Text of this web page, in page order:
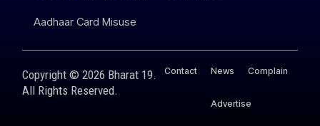
Aadhaar Card Misuse
Copyright © 2026 Bharat 19.
All Rights Reserved.
Contact News Complain
Advertise